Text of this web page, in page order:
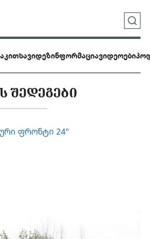
დეზინფორმაციავიდეოები
ᲨᲔᲓᲔᲒᲔᲑᲘ
ფრონტი 24"